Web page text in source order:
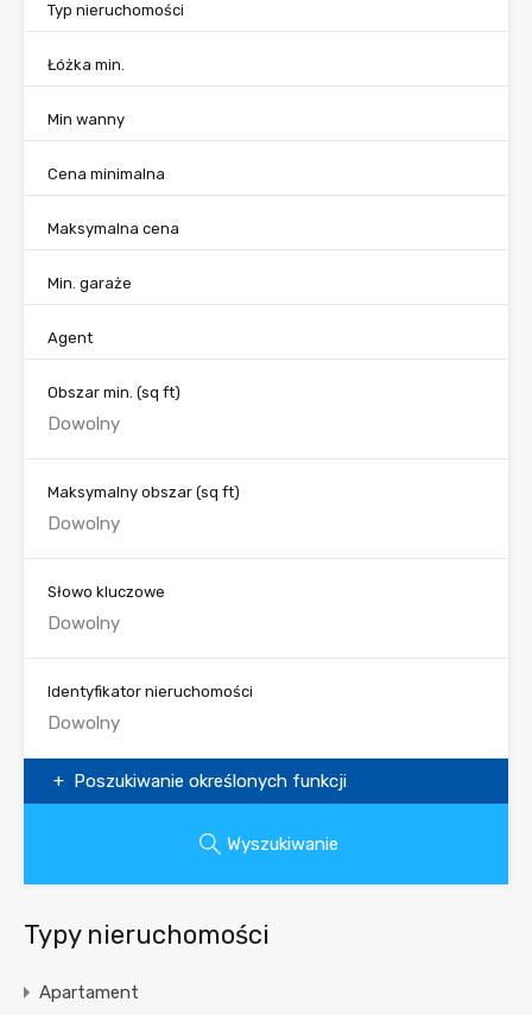
Typ nieruchomości
Łóżka min.
Min wanny
Cena minimalna
Maksymalna cena
Min. garaże
Agent
Obszar min. (sq ft)
Maksymalny obszar (sq ft)
Słowo kluczowe
Identyfikator nieruchomości
Poszukiwanie określonych funkcji
Wyszukiwanie
Typy nieruchomości
Apartament